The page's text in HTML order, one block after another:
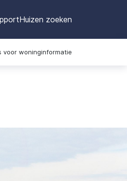
Huizen zoeken
voor woninginformatie